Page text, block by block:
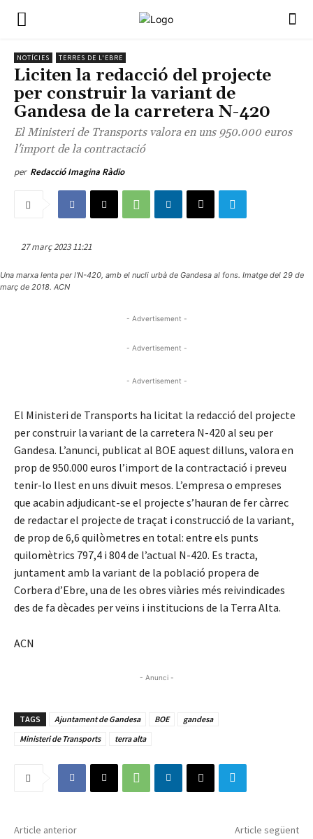
NOTÍCIES TERRES DE L'EBRE
Liciten la redacció del projecte
per construir la variant de
Gandesa de la carretera N-420
El Ministeri de Transports valora en uns 950.000 euros
l'import de la contractació
per Redacció Imagina Ràdio
27 març 2023 11:21
Una marxa lenta per l'N-420, amb el nucli urbà de Gandesa al fons. Imatge del 29 de
març de 2018. ACN
- Advertisement -
- Advertisement -
- Advertisement -
El Ministeri de Transports ha licitat la redacció del projecte
per construir la variant de la carretera N-420 al seu per
Gandesa. L’anunci, publicat al BOE aquest dilluns, valora en
prop de 950.000 euros l’import de la contractació i preveu
tenir-lo llest en uns divuit mesos. L’empresa o empreses
que acabin adjudicant-se el projecte s’hauran de fer càrrec
de redactar el projecte de traçat i construcció de la variant,
de prop de 6,6 quilòmetres en total: entre els punts
quilomètrics 797,4 i 804 de l’actual N-420. Es tracta,
juntament amb la variant de la població propera de
Corbera d’Ebre, una de les obres viàries més reivindicades
des de fa dècades per veïns i institucions de la Terra Alta.
ACN
- Anunci -
TAGS Ajuntament de Gandesa BOE
gandesa
Ministeri de Transports
terra alta
Article anterior Article següent